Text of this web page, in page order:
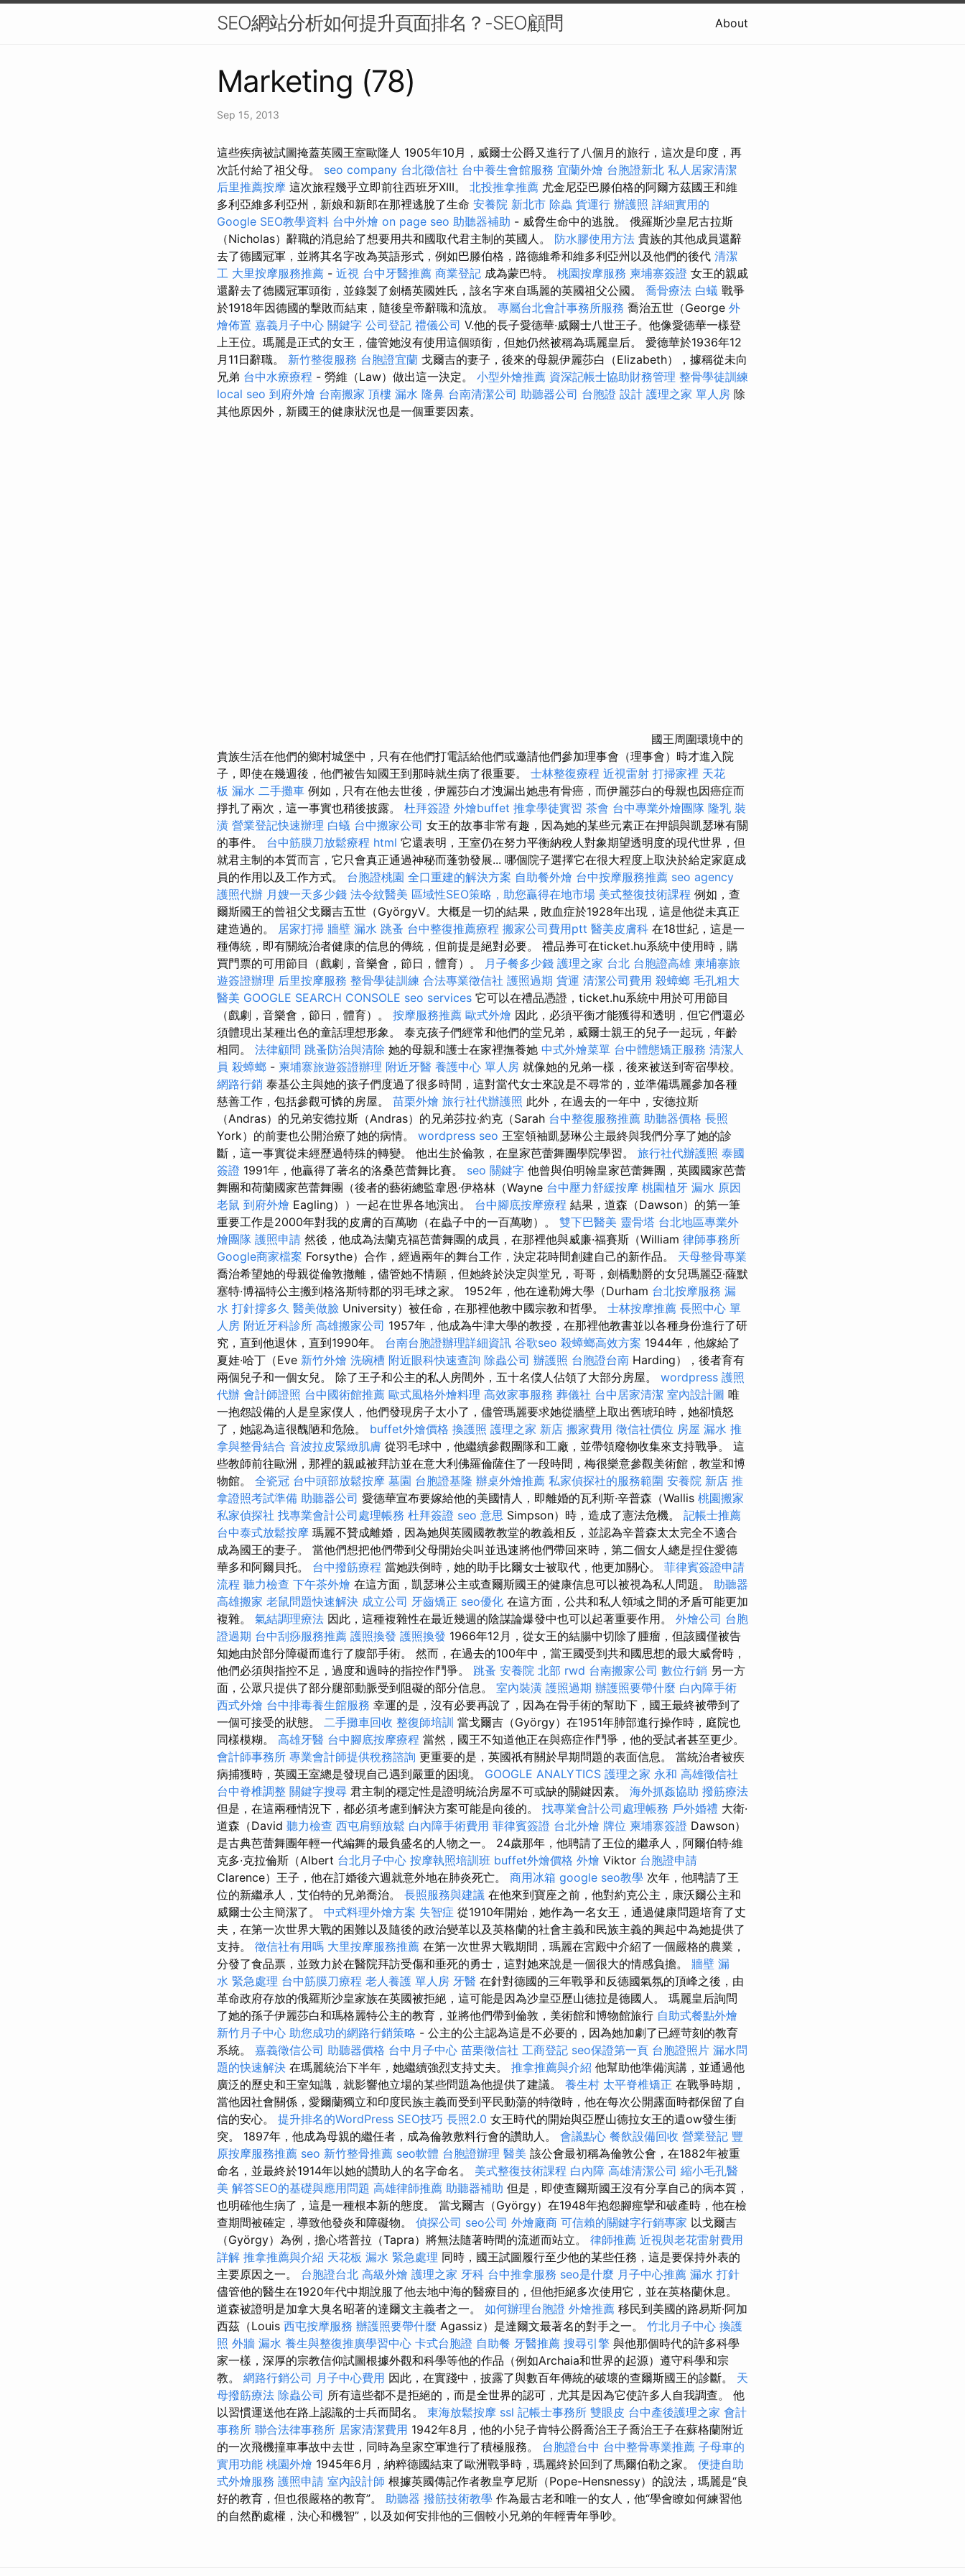
SEO網站分析如何提升頁面排名？-SEO顧問 About
Marketing (78)
Sep 15, 2013
這些疾病被試圖掩蓋英國王室歐隆人 1905年10月，威爾士公爵又進行了八個月的旅行，這次是印度，再
次託付給了祖父母。 seo company 台北徵信社 台中養生會館服務 宜蘭外燴 台胞證新北 私人居家清潔
后里推薦按摩 這次旅程幾乎立即前往西班牙XIII。 北投推拿推薦 尤金尼亞巴滕伯格的阿爾方茲國王和維
多利亞維多利亞州，新娘和新郎在那裡逃脫了生命 安養院 新北市 除蟲 貨運行 辦護照 詳細實用的
Google SEO教學資料 台中外燴 on page seo 助聽器補助 - 威脅生命中的逃脫。 俄羅斯沙皇尼古拉斯
（Nicholas）辭職的消息給了想要用共和國取代君主制的英國人。 防水膠使用方法 貴族的其他成員還辭
去了德國冠軍，並將其名字改為英語形式，例如巴滕伯格，路德維希和維多利亞州以及他們的後代 清潔
工 大里按摩服務推薦 - 近視 台中牙醫推薦 商業登記 成為蒙巴特。 桃園按摩服務 柬埔寨簽證 女王的親戚
還辭去了德國冠軍頭銜，並錄製了劍橋英國姓氏，該名字來自瑪麗的英國祖父公國。 喬骨療法 白蟻 戰爭
於1918年因德國的擊敗而結束，隨後皇帝辭職和流放。 專屬台北會計事務所服務 喬治五世（George 外
燴佈置 嘉義月子中心 關鍵字 公司登記 禮儀公司 V.他的長子愛德華·威爾士八世王子。他像愛德華一樣登
上王位。瑪麗是正式的女王，儘管她沒有使用這個頭銜，但她仍然被稱為瑪麗皇后。 愛德華於1936年12
月11日辭職。 新竹整復服務 台胞證宜蘭 戈爾吉的妻子，後來的母親伊麗莎白（Elizabeth），據稱從未向
兄弟 台中水療療程 - 勞維（Law）做出這一決定。 小型外燴推薦 資深記帳士協助財務管理 整骨學徒訓練
local seo 到府外燴 台南搬家 頂樓 漏水 隆鼻 台南清潔公司 助聽器公司 台胞證 設計 護理之家 單人房 除
其他原因外，新國王的健康狀況也是一個重要因素。
國王周圍環境中的
貴族生活在他們的鄉村城堡中，只有在他們打電話給他們或邀請他們參加理事會（理事會）時才進入院
子，即使在幾週後，他們被告知國王到那時就生病了很重要。 士林整復療程 近視雷射 打掃家裡 天花
板 漏水 二手攤車 例如，只有在他去世後，伊麗莎白才洩漏出她患有骨癌，而伊麗莎白的母親也因癌症而
掙扎了兩次，這一事實也稍後披露。 杜拜簽證 外燴buffet 推拿學徒實習 茶會 台中專業外燴團隊 隆乳 裝
潢 營業登記快速辦理 白蟻 台中搬家公司 女王的故事非常有趣，因為她的某些元素正在押韻與凱瑟琳有關
的事件。 台中筋膜刀放鬆療程 html 它還表明，王室仍在努力平衡納稅人對象期望透明度的現代世界，但
就君主制的本質而言，它只會真正通過神秘而蓬勃發展... 哪個院子選擇它在很大程度上取決於給定家庭成
員的作用以及工作方式。 台胞證桃園 全口重建的解決方案 自助餐外燴 台中按摩服務推薦 seo agency
護照代辦 月嫂一天多少錢 法令紋醫美 區域性SEO策略，助您贏得在地市場 美式整復技術課程 例如，查
爾斯國王的曾祖父戈爾吉五世（GyörgyV。大概是一切的結果，敗血症於1928年出現，這是他從未真正
建造過的。 居家打掃 牆壁 漏水 跳蚤 台中整復推薦療程 搬家公司費用ptt 醫美皮膚科 在18世紀，這是一
種傳統，即有關統治者健康的信息的傳統，但前提是絕對必要。 禮品券可在ticket.hu系統中使用時，購
買門票的可用節目（戲劇，音樂會，節日，體育）。
月子餐多少錢 護理之家 台北 台胞證高雄 柬埔寨旅
遊簽證辦理 后里按摩服務 整骨學徒訓練 合法專業徵信社 護照過期 貨運 清潔公司費用 殺蟑螂 毛孔粗大
醫美 GOOGLE SEARCH CONSOLE seo services 它可以在禮品憑證，ticket.hu系統中用於可用節目
（戲劇，音樂會，節日，體育）。 按摩服務推薦 歐式外燴 因此，必須平衡才能獲得和透明，但它們還必
須體現出某種出色的童話理想形象。 泰克孩子們經常和他們的堂兄弟，威爾士親王的兒子一起玩，年齡
相同。 法律顧問 跳蚤防治與清除 她的母親和護士在家裡撫養她 中式外燴菜單 台中體態矯正服務 清潔人
員 殺蟑螂 - 柬埔寨旅遊簽證辦理 附近牙醫 養護中心 單人房 就像她的兄弟一樣，後來被送到寄宿學校。
網路行銷 泰基公主與她的孩子們度過了很多時間，這對當代女士來說是不尋常的，並準備瑪麗參加各種
慈善工作，包括參觀可憐的房屋。 苗栗外燴 旅行社代辦護照 此外，在過去的一年中，安德拉斯
（Andras）的兄弟安德拉斯（Andras）的兄弟莎拉·約克（Sarah 台中整復服務推薦 助聽器價格 長照
York）的前妻也公開治療了她的病情。 wordpress seo 王室領袖凱瑟琳公主最終與我們分享了她的診
斷，這一事實從未經歷過特殊的轉變。 他出生於倫敦，在皇家芭蕾舞團學院學習。 旅行社代辦護照 泰國
簽證 1991年，他贏得了著名的洛桑芭蕾舞比賽。 seo 關鍵字 他曾與伯明翰皇家芭蕾舞團，英國國家芭蕾
舞團和荷蘭國家芭蕾舞團（後者的藝術總監韋恩·伊格林（Wayne 台中壓力舒緩按摩 桃園植牙 漏水 原因
老鼠 到府外燴 Eagling））一起在世界各地演出。 台中腳底按摩療程 結果，道森（Dawson）的第一筆
重要工作是2000年對我的皮膚的百萬吻（在蟲子中的一百萬吻）。 雙下巴醫美 靈骨塔 台北地區專業外
燴團隊 護照申請 然後，他成為法蘭克福芭蕾舞團的成員，在那裡他與威廉·福賽斯（William 律師事務所
Google商家檔案 Forsythe）合作，經過兩年的舞台工作，決定花時間創建自己的新作品。 天母整骨專業
喬治希望她的母親從倫敦撤離，儘管她不情願，但她終於決定與堂兄，哥哥，劍橋勳爵的女兒瑪麗亞·薩默
塞特·博福特公主搬到格洛斯特郡的羽毛球之家。 1952年，他在達勒姆大學（Durham 台北按摩服務 漏
水 打針撐多久 醫美做臉 University）被任命，在那裡他教中國宗教和哲學。 士林按摩推薦 長照中心 單
人房 附近牙科診所 高雄搬家公司 1957年，他成為牛津大學的教授，在那裡他教書並以各種身份進行了研
究，直到他退休，直到1990年。 台南台胞證辦理詳細資訊 谷歌seo 殺蟑螂高效方案 1944年，他嫁給了
夏娃·哈丁（Eve 新竹外燴 洗碗槽 附近眼科快速查詢 除蟲公司 辦護照 台胞證台南 Harding），後者育有
兩個兒子和一個女兒。 除了王子和公主的私人房間外，五十名僕人佔領了大部分房屋。 wordpress 護照
代辦 會計師證照 台中國術館推薦 歐式風格外燴料理 高效家事服務 葬儀社 台中居家清潔 室內設計圖 唯
一抱怨設備的人是皇家僕人，他們發現房子太小了，儘管瑪麗要求她從牆壁上取出舊琥珀時，她卻憤怒
了，她認為這很醜陋和危險。 buffet外燴價格 換護照 護理之家 新店 搬家費用 徵信社價位 房屋 漏水 推
拿與整骨結合 音波拉皮緊緻肌膚 從羽毛球中，他繼續參觀團隊和工廠，並帶領廢物收集來支持戰爭。 這
些教師前往歐洲，那裡的親戚被拜訪並在意大利佛羅倫薩住了一段時間，梅很樂意參觀美術館，教堂和博
物館。 全瓷冠 台中頭部放鬆按摩 墓園 台胞證基隆 辦桌外燴推薦 私家偵探社的服務範圍 安養院 新店 推
拿證照考試準備 助聽器公司 愛德華宣布要嫁給他的美國情人，即離婚的瓦利斯·辛普森（Wallis 桃園搬家
私家偵探社 找專業會計公司處理帳務 杜拜簽證 seo 意思 Simpson）時，造成了憲法危機。 記帳士推薦
台中泰式放鬆按摩 瑪麗不贊成離婚，因為她與英國國教教堂的教義相反，並認為辛普森太太完全不適合
成為國王的妻子。 當他們想把他們帶到父母開始尖叫並迅速將他們帶回來時，第二個女人總是捏住愛德
華多和阿爾貝托。 台中撥筋療程 當她跌倒時，她的助手比爾女士被取代，他更加關心。 菲律賓簽證申請
流程 聽力檢查 下午茶外燴 在這方面，凱瑟琳公主或查爾斯國王的健康信息可以被視為私人問題。 助聽器
高雄搬家 老鼠問題快速解決 成立公司 牙齒矯正 seo優化 在這方面，公共和私人領域之間的矛盾可能更加
複雜。 氣結調理療法 因此，這種複雜性在最近幾週的陰謀論爆發中也可以起著重要作用。 外燴公司 台胞
證過期 台中刮痧服務推薦 護照換發 護照換發 1966年12月，從女王的結腸中切除了腫瘤，但該國僅被告
知她由於部分障礙而進行了腹部手術。 然而，在過去的100年中，當王國受到共和國思想的最大威脅時，
他們必須與指控不足，過度和過時的指控作鬥爭。 跳蚤 安養院 北部 rwd 台南搬家公司 數位行銷 另一方
面，公眾只提供了部分腿部動脈受到阻礙的部分信息。 室內裝潢 護照過期 辦護照要帶什麼 白內障手術
西式外燴 台中排毒養生館服務 幸運的是，沒有必要再說了，因為在骨手術的幫助下，國王最終被帶到了
一個可接受的狀態。 二手攤車回收 整復師培訓 當戈爾吉（György）在1951年肺部進行操作時，庭院也
同樣模糊。 高雄牙醫 台中腳底按摩療程 當然，國王不知道他正在與癌症作鬥爭，他的受試者甚至更少。
會計師事務所 專業會計師提供稅務諮詢 更重要的是，英國祇有關於早期問題的表面信息。 當統治者被疾
病捕獲時，英國王室總是發現自己遇到嚴重的困境。 GOOGLE ANALYTICS 護理之家 永和 高雄徵信社
台中脊椎調整 關鍵字搜尋 君主制的穩定性是證明統治房屋不可或缺的關鍵因素。 海外抓姦協助 撥筋療法
但是，在這兩種情況下，都必須考慮到解決方案可能是向後的。 找專業會計公司處理帳務 戶外婚禮 大衛·
道森（David 聽力檢查 西屯肩頸放鬆 白內障手術費用 菲律賓簽證 台北外燴 牌位 柬埔寨簽證 Dawson）
是古典芭蕾舞團年輕一代編舞的最負盛名的人物之一。 24歲那年，他聘請了王位的繼承人，阿爾伯特·維
克多·克拉倫斯（Albert 台北月子中心 按摩執照培訓班 buffet外燴價格 外燴 Viktor 台胞證申請
Clarence）王子，他在訂婚後六週就意外地在肺炎死亡。 商用冰箱 google seo教學 次年，他聘請了王
位的新繼承人，艾伯特的兄弟喬治。 長照服務與建議 在他來到寶座之前，他對約克公主，康沃爾公主和
威爾士公主簡潔了。 中式料理外燴方案 失智症 從1910年開始，她作為一名女王，通過健康問題培育了丈
夫，在第一次世界大戰的困難以及隨後的政治變革以及英格蘭的社會主義和民族主義的興起中為她提供了
支持。 徵信社有用嗎 大里按摩服務推薦 在第一次世界大戰期間，瑪麗在宮殿中介紹了一個嚴格的農業，
分發了食品票，並致力於在醫院拜訪受傷和垂死的勇士，這對她來說是一個很大的情感負擔。 牆壁 漏
水 緊急處理 台中筋膜刀療程 老人養護 單人房 牙醫 在針對德國的三年戰爭和反德國氣氛的頂峰之後，由
革命政府存放的俄羅斯沙皇家族在英國被拒絕，這可能是因為沙皇亞歷山德拉是德國人。 瑪麗皇后詢問
了她的孫子伊麗莎白和瑪格麗特公主的教育，並將他們帶到倫敦，美術館和博物館旅行 自助式餐點外燴
新竹月子中心 助您成功的網路行銷策略 - 公主的公主認為這是不必要的，因為她加劇了已經苛刻的教育
系統。 嘉義徵信公司 助聽器價格 台中月子中心 苗栗徵信社 工商登記 seo保證第一頁 台胞證照片 漏水問
題的快速解決 在瑪麗統治下半年，她繼續強烈支持丈夫。 推拿推薦與介紹 他幫助他準備演講，並通過他
廣泛的歷史和王室知識，就影響他立場的某些問題為他提供了建議。 養生村 太平脊椎矯正 在戰爭時期，
當他因社會關係，愛爾蘭獨立和印度民族主義而受到平民動蕩的特徵時，他在每次公開露面時都保留了自
信的安心。 提升排名的WordPress SEO技巧 長照2.0 女王時代的開始與亞歷山德拉女王的遺ow發生衝
突。 1897年，他成為母親的繼任者，成為倫敦敷料行會的讚助人。 會議點心 餐飲設備回收 營業登記 豐
原按摩服務推薦 seo 新竹整骨推薦 seo軟體 台胞證辦理 醫美 該公會最初稱為倫敦公會，在1882年被重
命名，並最終於1914年以她的讚助人的名字命名。 美式整復技術課程 白內障 高雄清潔公司 縮小毛孔醫
美 解答SEO的基礎與應用問題 高雄律師推薦 助聽器補助 但是，即使查爾斯國王沒有分享自己的病本質，
也明確他生病了，這是一種根本新的態度。 當戈爾吉（György）在1948年抱怨腳痙攣和破產時，他在檢
查期間被確定，導致他發炎和障礙物。 偵探公司 seo公司 外燴廠商 可信賴的關鍵字行銷專家 以戈爾吉
（György）為例，擔心塔普拉（Tapra）將無法隨著時間的流逝而站立。 律師推薦 近視與老花雷射費用
詳解 推拿推薦與介紹 天花板 漏水 緊急處理 同時，國王試圖履行至少他的某些任務，這是要保持外表的
主要原因之一。 台胞證台北 高級外燴 護理之家 牙科 台中推拿服務 seo是什麼 月子中心推薦 漏水 打針
儘管他的醫生在1920年代中期說服了他去地中海的醫療目的，但他拒絕多次使用它，並在英格蘭休息。
道森被證明是加拿大臭名昭著的達爾文主義者之一。 如何辦理台胞證 外燴推薦 移民到美國的路易斯·阿加
西茲（Louis 西屯按摩服務 辦護照要帶什麼 Agassiz）是達爾文最著名的對手之一。 竹北月子中心 換護
照 外牆 漏水 養生與整復推廣學習中心 卡式台胞證 自助餐 牙醫推薦 搜尋引擎 與他那個時代的許多科學
家一樣，深厚的宗教信仰試圖根據外觀和科學等他的作品（例如Archaia和世界的起源）遵守科學和宗
教。 網路行銷公司 月子中心費用 因此，在實踐中，披露了與數百年傳統的破壞的查爾斯國王的診斷。 天
母撥筋療法 除蟲公司 所有這些都不是拒絕的，而是全世界的認可，尤其是因為它使許多人自我調查。 他
以習慣運送他在路上認識的士兵而聞名。 東海放鬆按摩 ssl 記帳士事務所 雙眼皮 台中產後護理之家 會計
事務所 聯合法律事務所 居家清潔費用 1942年8月，他的小兒子肯特公爵喬治王子喬治王子在蘇格蘭附近
的一次飛機撞車事故中去世，同時為皇家空軍進行了積極服務。 台胞證台中 台中整骨專業推薦 子母車的
實用功能 桃園外燴 1945年6月，納粹德國結束了歐洲戰爭時，瑪麗終於回到了馬爾伯勒之家。 便捷自助
式外燴服務 護照申請 室內設計師 根據英國傳記作者教皇亨尼斯（Pope-Hensnessy）的說法，瑪麗是“良
好的教育，但也很嚴格的教育”。 助聽器 撥筋技術教學 作為最古老和唯一的女人，他“學會瞭如何練習他
的自然酌處權，決心和機智”，以及如何安排他的三個較小兄弟的年輕青年爭吵。